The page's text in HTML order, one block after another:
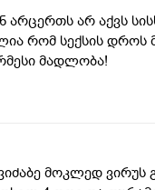
არცერთს არ აქვს
რომ სექსის დროს
მადლობა!
მოკლედ ვირუს